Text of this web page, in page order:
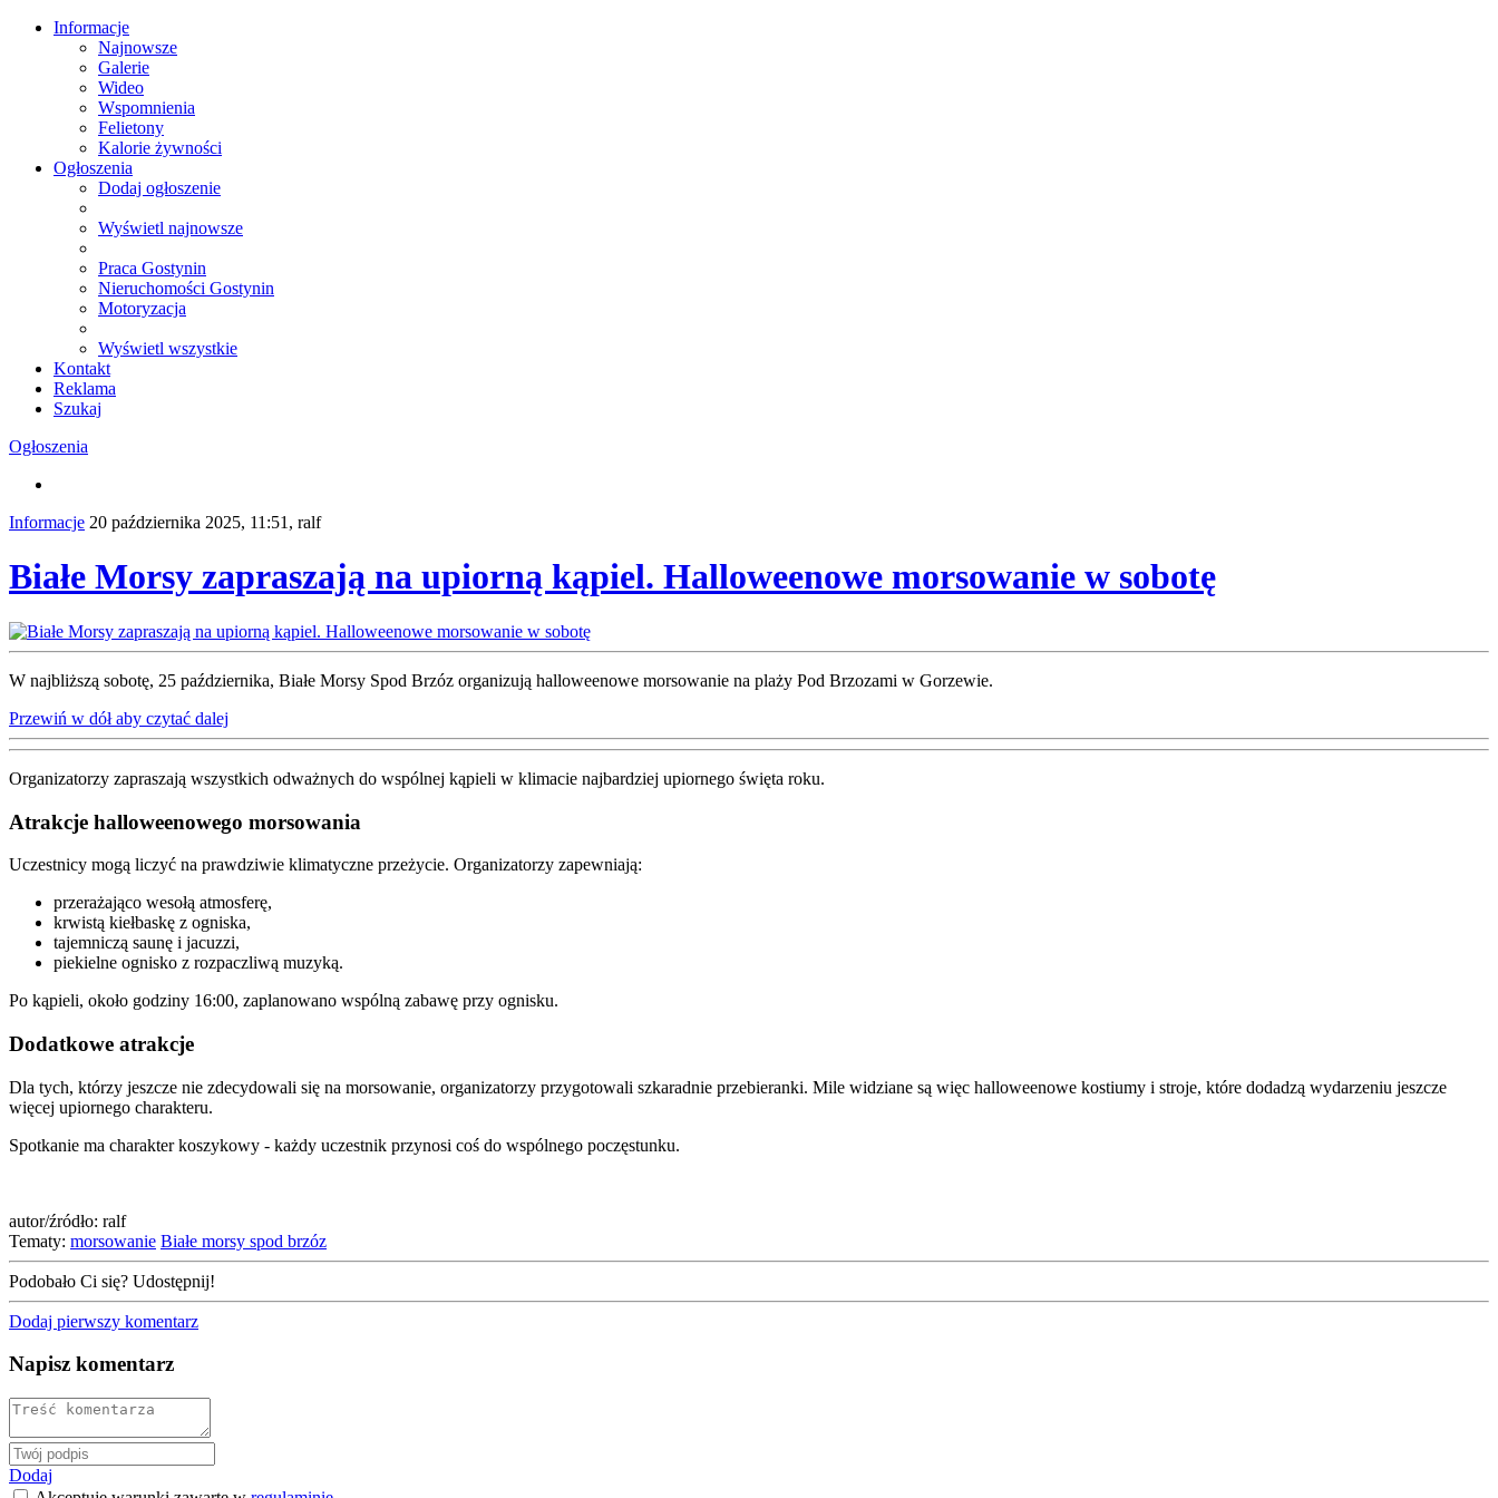
Informacje
Najnowsze
Galerie
Wideo
Wspomnienia
Felietony
Kalorie żywności
Ogłoszenia
Dodaj ogłoszenie
Wyświetl najnowsze
Praca Gostynin
Nieruchomości Gostynin
Motoryzacja
Wyświetl wszystkie
Kontakt
Reklama
Szukaj
Ogłoszenia
Informacje 20 października 2025, 11:51, ralf
Białe Morsy zapraszają na upiorną kąpiel. Halloweenowe morsowanie w sobotę
W najbliższą sobotę, 25 października, Białe Morsy Spod Brzóz organizują halloweenowe morsowanie na plaży Pod Brzozami w Gorzewie.
Przewiń w dół aby czytać dalej
Organizatorzy zapraszają wszystkich odważnych do wspólnej kąpieli w klimacie najbardziej upiornego święta roku.
Atrakcje halloweenowego morsowania
Uczestnicy mogą liczyć na prawdziwie klimatyczne przeżycie. Organizatorzy zapewniają:
przerażająco wesołą atmosferę,
krwistą kiełbaskę z ogniska,
tajemniczą saunę i jacuzzi,
piekielne ognisko z rozpaczliwą muzyką.
Po kąpieli, około godziny 16:00, zaplanowano wspólną zabawę przy ognisku.
Dodatkowe atrakcje
Dla tych, którzy jeszcze nie zdecydowali się na morsowanie, organizatorzy przygotowali szkaradnie przebieranki. Mile widziane są więc halloweenowe kostiumy i stroje, które dodadzą wydarzeniu jeszcze
więcej upiornego charakteru.
Spotkanie ma charakter koszykowy - każdy uczestnik przynosi coś do wspólnego poczęstunku.
autor/źródło: ralf
Tematy: morsowanie Białe morsy spod brzóz
Podobało Ci się? Udostępnij!
Dodaj pierwszy komentarz
Napisz komentarz
Dodaj